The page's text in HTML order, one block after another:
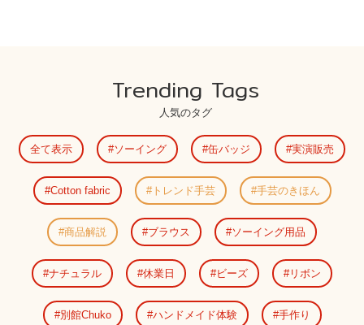
Trending Tags
人気のタグ
全て表示 ソーイング 缶バッジ 実演販売
Cotton fabric トレンド手芸 手芸のきほん
商品解説 ブラウス ソーイング用品
ナチュラル 休業日 ビーズ リボン
別館Chuko ハンドメイド体験 手作り